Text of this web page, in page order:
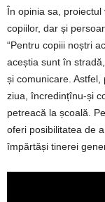
În opinia sa, proiectul
copiilor, dar și
“Pentru copiii noștri
aceștia sunt în
și comunicare.
ziua, încredințînu-și
petreacă la școală.
oferi posibilitatea de
împărtăși tinerei